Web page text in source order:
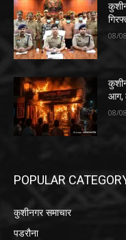
08/
आग,
08/
POPULAR
कुशीनगर समाचार
पडरौना